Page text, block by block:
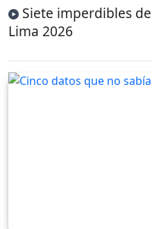
Siete imperdibles
Lima 2026